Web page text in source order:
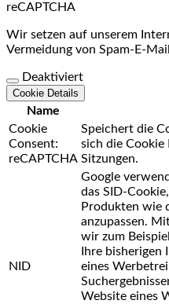
reCAPTCHA
Wir setzen auf unserem
Vermeidung von Spam-E-
Deaktiviert
Cookie Details
Name
Cookie
Consent:
reCAPTCHA
Speichert die
sich die
Sitzungen.
NID
Google
das SID-
Produkten wie
anzupassen.
wir zum
Ihre
eines
Website eines